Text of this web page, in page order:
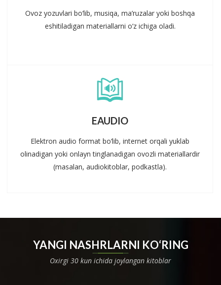
Ovoz yozuvlari bo‘lib, musiqa, ma’ruzalar yoki boshqa
eshitiladigan materiallarni o‘z ichiga oladi.
EAUDIO
Elektron audio format bo‘lib, internet orqali yuklab
olinadigan yoki onlayn tinglanadigan ovozli materiallardir
(masalan, audiokitoblar, podkastla).
YANGI NASHRLARNI KO‘RING
Oxirgi 30 kun ichida joylangan kitoblar